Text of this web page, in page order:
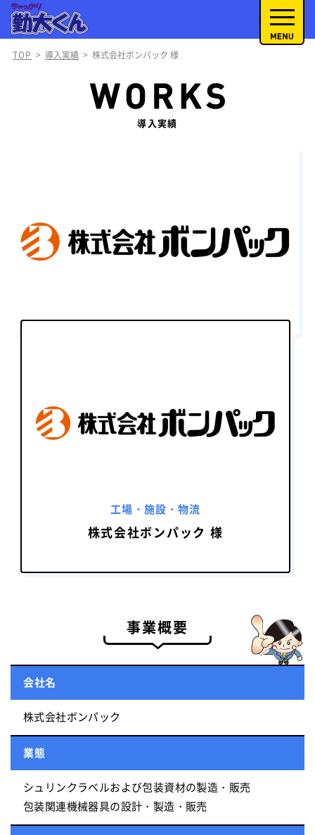
TOP > 導入実績 > 株式会社ボンパック 様
導入実績
工場・施設・物流
株式会社ボンパック 様
事業概要
会社名
株式会社ボンパック
業態
シュリンクラベルおよび包装資材の製造・販売
包装関連機械器具の設計・製造・販売